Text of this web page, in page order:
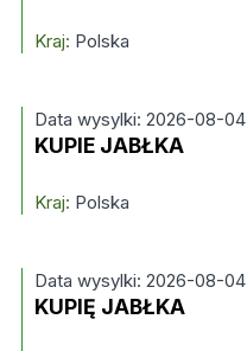
Kraj: Polska
Data wysylki: 2026-08-04
KUPIE JABŁKA
Kraj: Polska
Data wysylki: 2026-08-04
KUPIĘ JABŁKA